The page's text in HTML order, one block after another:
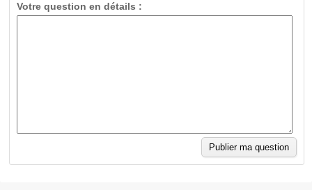
Votre question en détails :